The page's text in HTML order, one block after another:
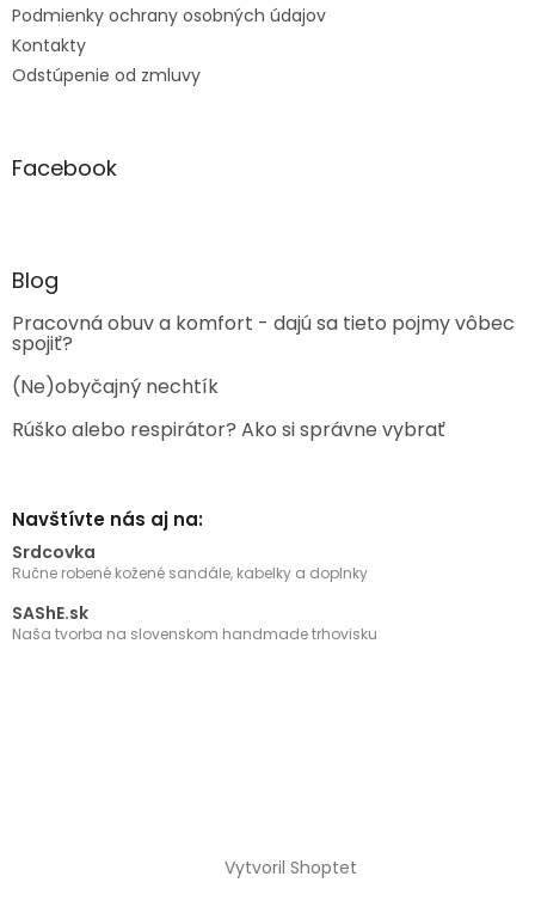
Podmienky ochrany osobných údajov
Kontakty
Odstúpenie od zmluvy
Facebook
Blog
Pracovná obuv a komfort - dajú sa tieto pojmy vôbec
spojiť?
(Ne)obyčajný nechtík
Rúško alebo respirátor? Ako si správne vybrať
Navštívte nás aj na:
Srdcovka
Ručne robené kožené sandále, kabelky a doplnky
SAShE.sk
Naša tvorba na slovenskom handmade trhovisku
Vytvoril Shoptet